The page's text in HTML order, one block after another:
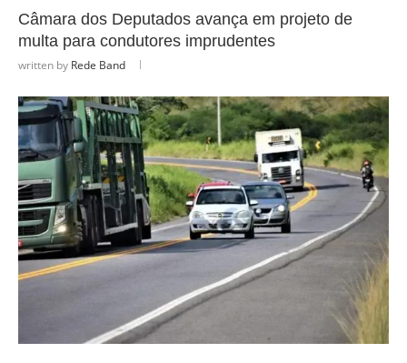
Câmara dos Deputados avança em projeto de
multa para condutores imprudentes
written by Rede Band